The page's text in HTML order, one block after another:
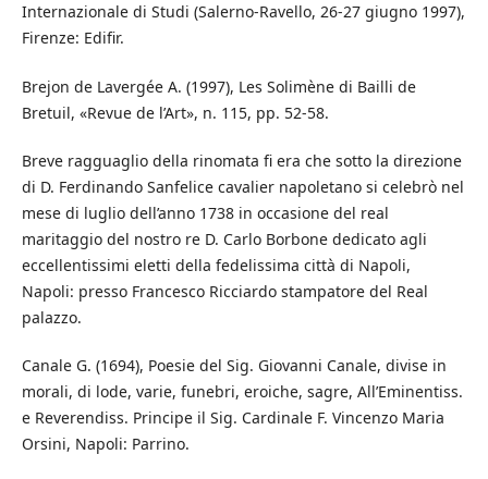
Internazionale di Studi (Salerno-Ravello, 26-27 giugno 1997),
Firenze: Edifir.
Brejon de Lavergée A. (1997), Les Solimène di Bailli de
Bretuil, «Revue de l’Art», n. 115, pp. 52-58.
Breve ragguaglio della rinomata fi era che sotto la direzione
di D. Ferdinando Sanfelice cavalier napoletano si celebrò nel
mese di luglio dell’anno 1738 in occasione del real
maritaggio del nostro re D. Carlo Borbone dedicato agli
eccellentissimi eletti della fedelissima città di Napoli,
Napoli: presso Francesco Ricciardo stampatore del Real
palazzo.
Canale G. (1694), Poesie del Sig. Giovanni Canale, divise in
morali, di lode, varie, funebri, eroiche, sagre, All’Eminentiss.
e Reverendiss. Principe il Sig. Cardinale F. Vincenzo Maria
Orsini, Napoli: Parrino.